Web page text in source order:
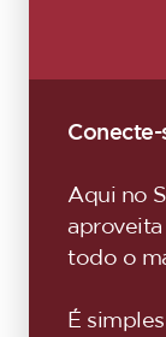
Aqui no
aproveita
todo o
É